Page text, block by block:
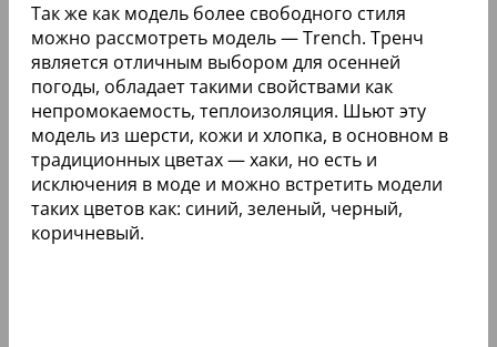
Так же как модель более свободного стиля
можно рассмотреть модель — Trench. Тренч
является отличным выбором для осенней
погоды, обладает такими свойствами как
непромокаемость, теплоизоляция. Шьют эту
модель из шерсти, кожи и хлопка, в основном в
традиционных цветах — хаки, но есть и
исключения в моде и можно встретить модели
таких цветов как: синий, зеленый, черный,
коричневый.